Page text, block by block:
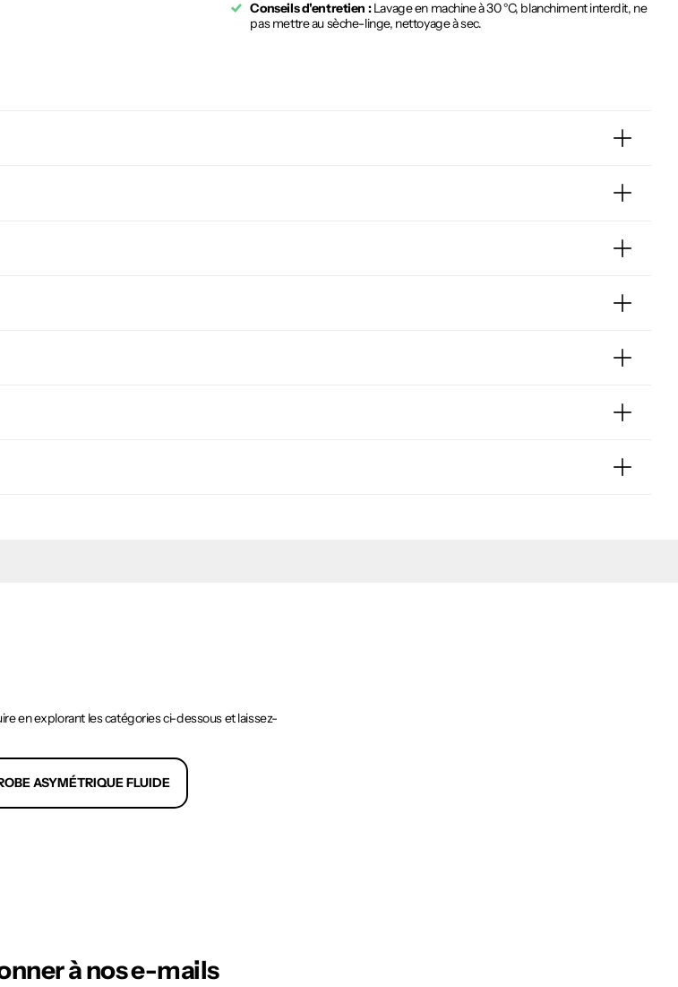
Conseils d'entretien :Lavage en machine à 30 °C, blanchiment interdit, ne
pas mettre au sèche-linge, nettoyage à sec.
en explorant les catégories ci-dessous et laissez-
ASYMÉTRIQUE FLUIDE
à nos e-mails